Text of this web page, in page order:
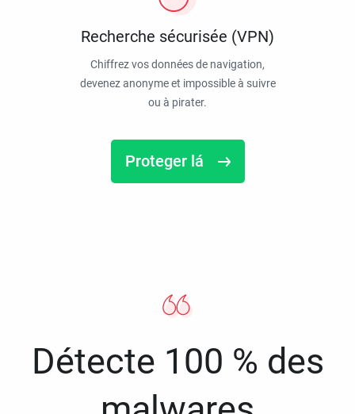
Recherche sécurisée (VPN)
Chiffrez vos données de navigation,
devenez anonyme et impossible à suivre
ou à pirater.
Proteger lá
Détecte 100 % des